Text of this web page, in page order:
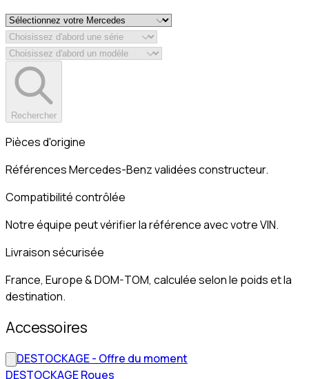
Rechercher
Pièces d'origine
Références Mercedes-Benz validées constructeur.
Compatibilité contrôlée
Notre équipe peut vérifier la référence avec votre VIN.
Livraison sécurisée
France, Europe & DOM-TOM, calculée selon le poids et la
destination.
Accessoires
DESTOCKAGE - Offre du moment
DESTOCKAGE Roues